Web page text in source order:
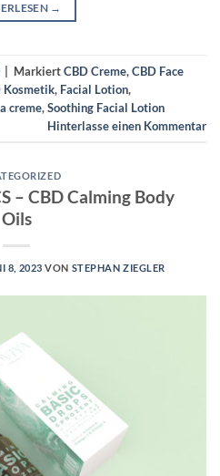
→
MarkiertCBD Creme,CBD Face
Kosmetik, Facial Lotion,
creme,Soothing Facial Lotion
Hinterlasse einen Kommentar
– CBD Calming Body
Oils
8, 2023 VON STEPHAN ZIEGLER